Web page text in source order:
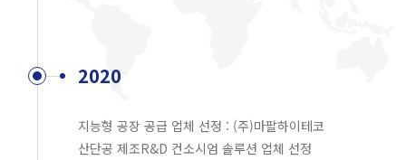
2020
지능형 공장 공급 업체 선정 : (주)마팔하이테코
산단공 제조R&D 컨소시엄 솔루션 업체 선정